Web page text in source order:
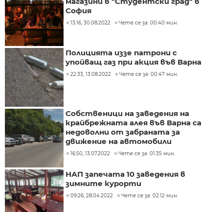
София
13:16, 30.08.2022 Чете се за: 00:40 мин.
Полицията иззе патрони с
упойващ газ при акция във Варна
22:33, 13.08.2022 Чете се за: 00:47 мин.
Собственици на заведения на
крайбрежната алея във Варна са
недоволни от забраната за
движение на автомобили
16:50, 13.07.2022 Чете се за: 01:35 мин.
НАП запечата 10 заведения в
зимните курорти
09:26, 28.04.2022 Чете се за: 02:12 мин.